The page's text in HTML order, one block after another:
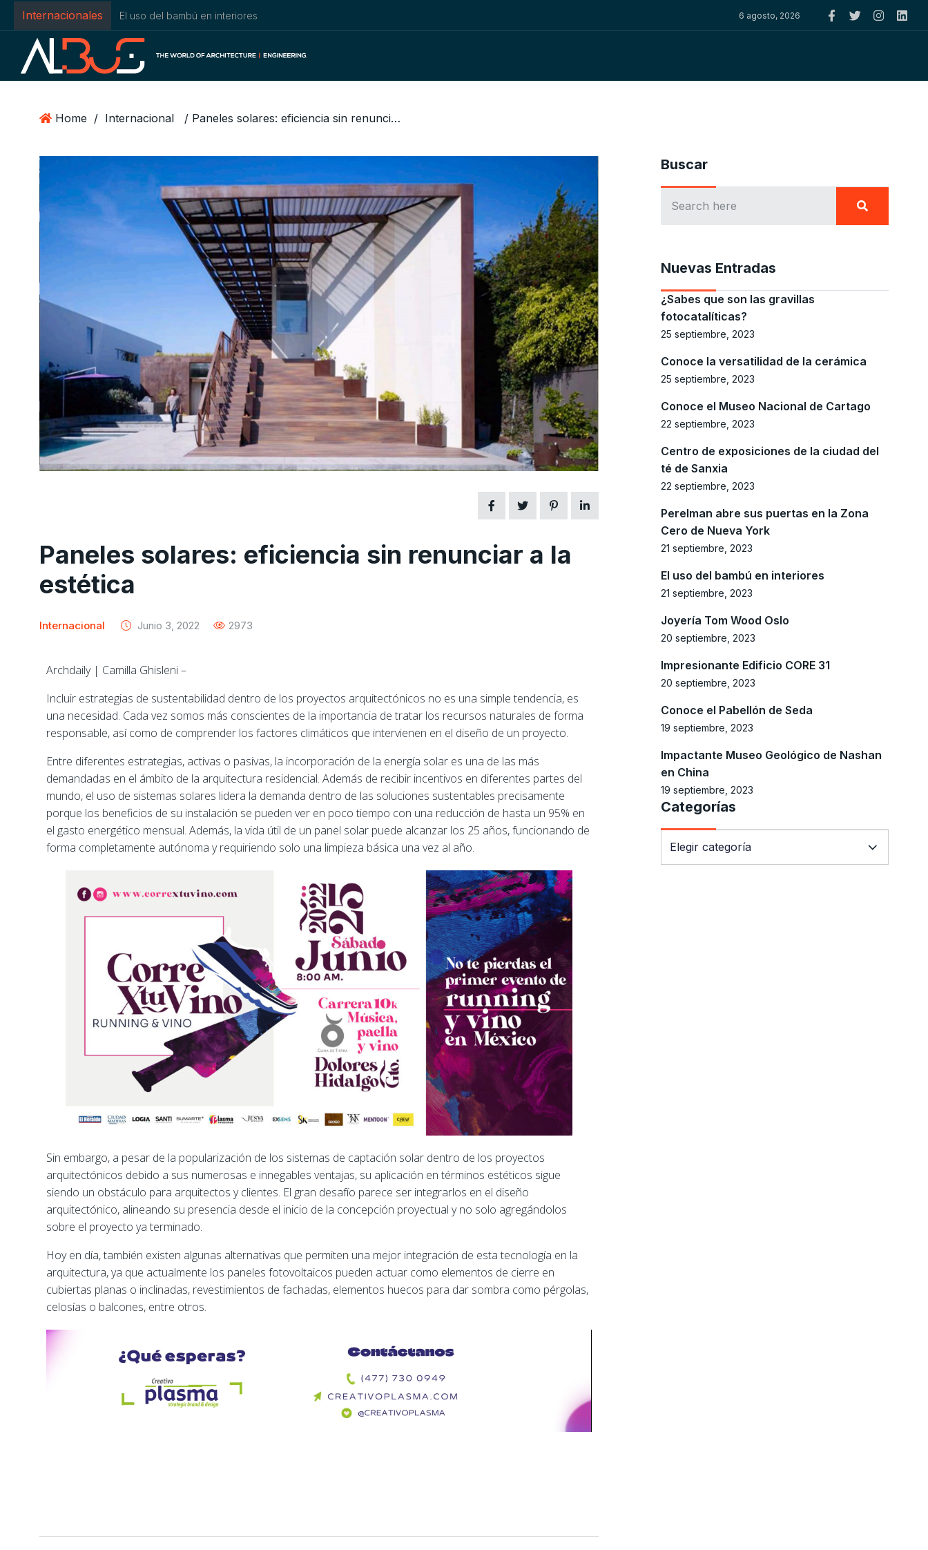
Internacionales El uso del bambú en interiores 6 agosto, 2026
Home / Internacional / Paneles solares: eficiencia sin renunciar a la estética
Paneles solares: eficiencia sin renunciar a la
estética
Internacional Junio 3, 2022 2973
Archdaily | Camilla Ghisleni –
Incluir estrategias de sustentabilidad dentro de los proyectos arquitectónicos no es una simple tendencia, es
una necesidad. Cada vez somos más conscientes de la importancia de tratar los recursos naturales de forma
responsable, así como de comprender los factores climáticos que intervienen en el diseño de un proyecto.
Entre diferentes estrategias, activas o pasivas, la incorporación de la energía solar es una de las más
demandadas en el ámbito de la arquitectura residencial. Además de recibir incentivos en diferentes partes del
mundo, el uso de sistemas solares lidera la demanda dentro de las soluciones sustentables precisamente
porque los beneficios de su instalación se pueden ver en poco tiempo con una reducción de hasta un 95% en
el gasto energético mensual. Además, la vida útil de un panel solar puede alcanzar los 25 años, funcionando de
forma completamente autónoma y requiriendo solo una limpieza básica una vez al año.
Sin embargo, a pesar de la popularización de los sistemas de captación solar dentro de los proyectos
arquitectónicos debido a sus numerosas e innegables ventajas, su aplicación en términos estéticos sigue
siendo un obstáculo para arquitectos y clientes. El gran desafío parece ser integrarlos en el diseño
arquitectónico, alineando su presencia desde el inicio de la concepción proyectual y no solo agregándolos
sobre el proyecto ya terminado.
Hoy en día, también existen algunas alternativas que permiten una mejor integración de esta tecnología en la
arquitectura, ya que actualmente los paneles fotovoltaicos pueden actuar como elementos de cierre en
cubiertas planas o inclinadas, revestimientos de fachadas, elementos huecos para dar sombra como pérgolas,
celosías o balcones, entre otros.
Buscar
Nuevas Entradas
¿Sabes que son las gravillas
fotocatalíticas?
25 septiembre, 2023
Conoce la versatilidad de la cerámica
25 septiembre, 2023
Conoce el Museo Nacional de Cartago
22 septiembre, 2023
Centro de exposiciones de la ciudad del
té de Sanxia
22 septiembre, 2023
Perelman abre sus puertas en la Zona
Cero de Nueva York
21 septiembre, 2023
El uso del bambú en interiores
21 septiembre, 2023
Joyería Tom Wood Oslo
20 septiembre, 2023
Impresionante Edificio CORE 31
20 septiembre, 2023
Conoce el Pabellón de Seda
19 septiembre, 2023
Impactante Museo Geológico de Nashan
en China
19 septiembre, 2023
Categorías